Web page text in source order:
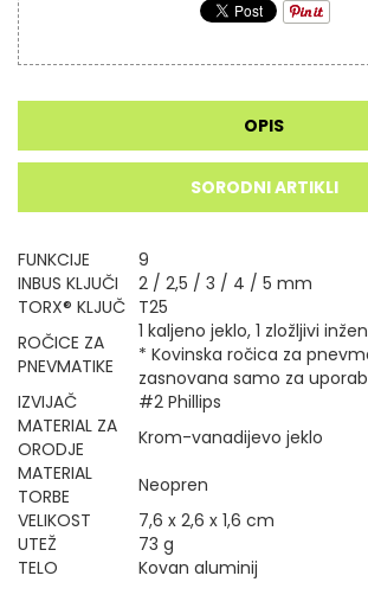
OPIS
SORODNI ARTIKLI
FUNKCIJE
9
INBUS KLJUČI
2 / 2,5 / 3 / 4 / 5 mm
TORX® KLJUČ T25
ROČICE ZA
PNEVMATIKE
1 kaljeno jeklo, 1 zložljivi
* Kovinska ročica za
zasnovana samo za
IZVIJAČ
#2 Phillips
MATERIAL ZA
ORODJE
Krom-vanadijevo jeklo
MATERIAL
TORBE
Neopren
VELIKOST
7,6 x 2,6 x 1,6 cm
UTEŽ
73 g
TELO
Kovan aluminij